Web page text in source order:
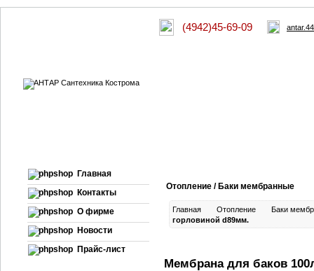
(4942)45-69-09
Главная
Контакты
О фирме
Новости
Прайс-лист
Отопление / Баки мембранные
Главная Отопление
Баки
горловиной d89мм.
Мембрана для баков